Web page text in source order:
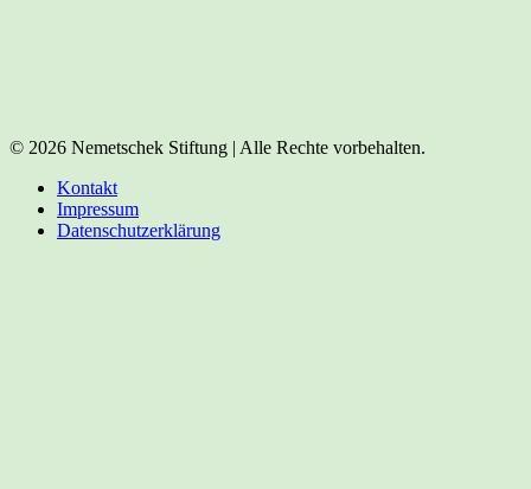
© 2026 Nemetschek Stiftung | Alle Rechte vorbehalten.
Kontakt
Impressum
Datenschutzerklärung